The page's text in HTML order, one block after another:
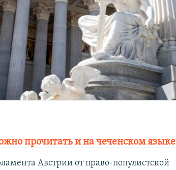
прочитать и на чеченском языке
Австрии от право-популистской